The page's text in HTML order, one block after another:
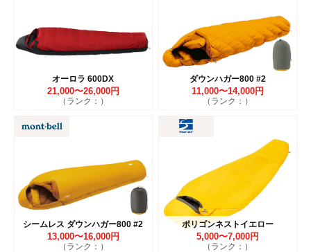
オーロラ 600DX
21,000〜26,000円
（ランク：）
ダウンハガー800 #2
11,000〜14,000円
（ランク：）
シームレス ダウンハガー800 #2
13,000〜16,000円
（ランク：）
ポリゴンネストイエロー
5,000〜7,000円
（ランク：）